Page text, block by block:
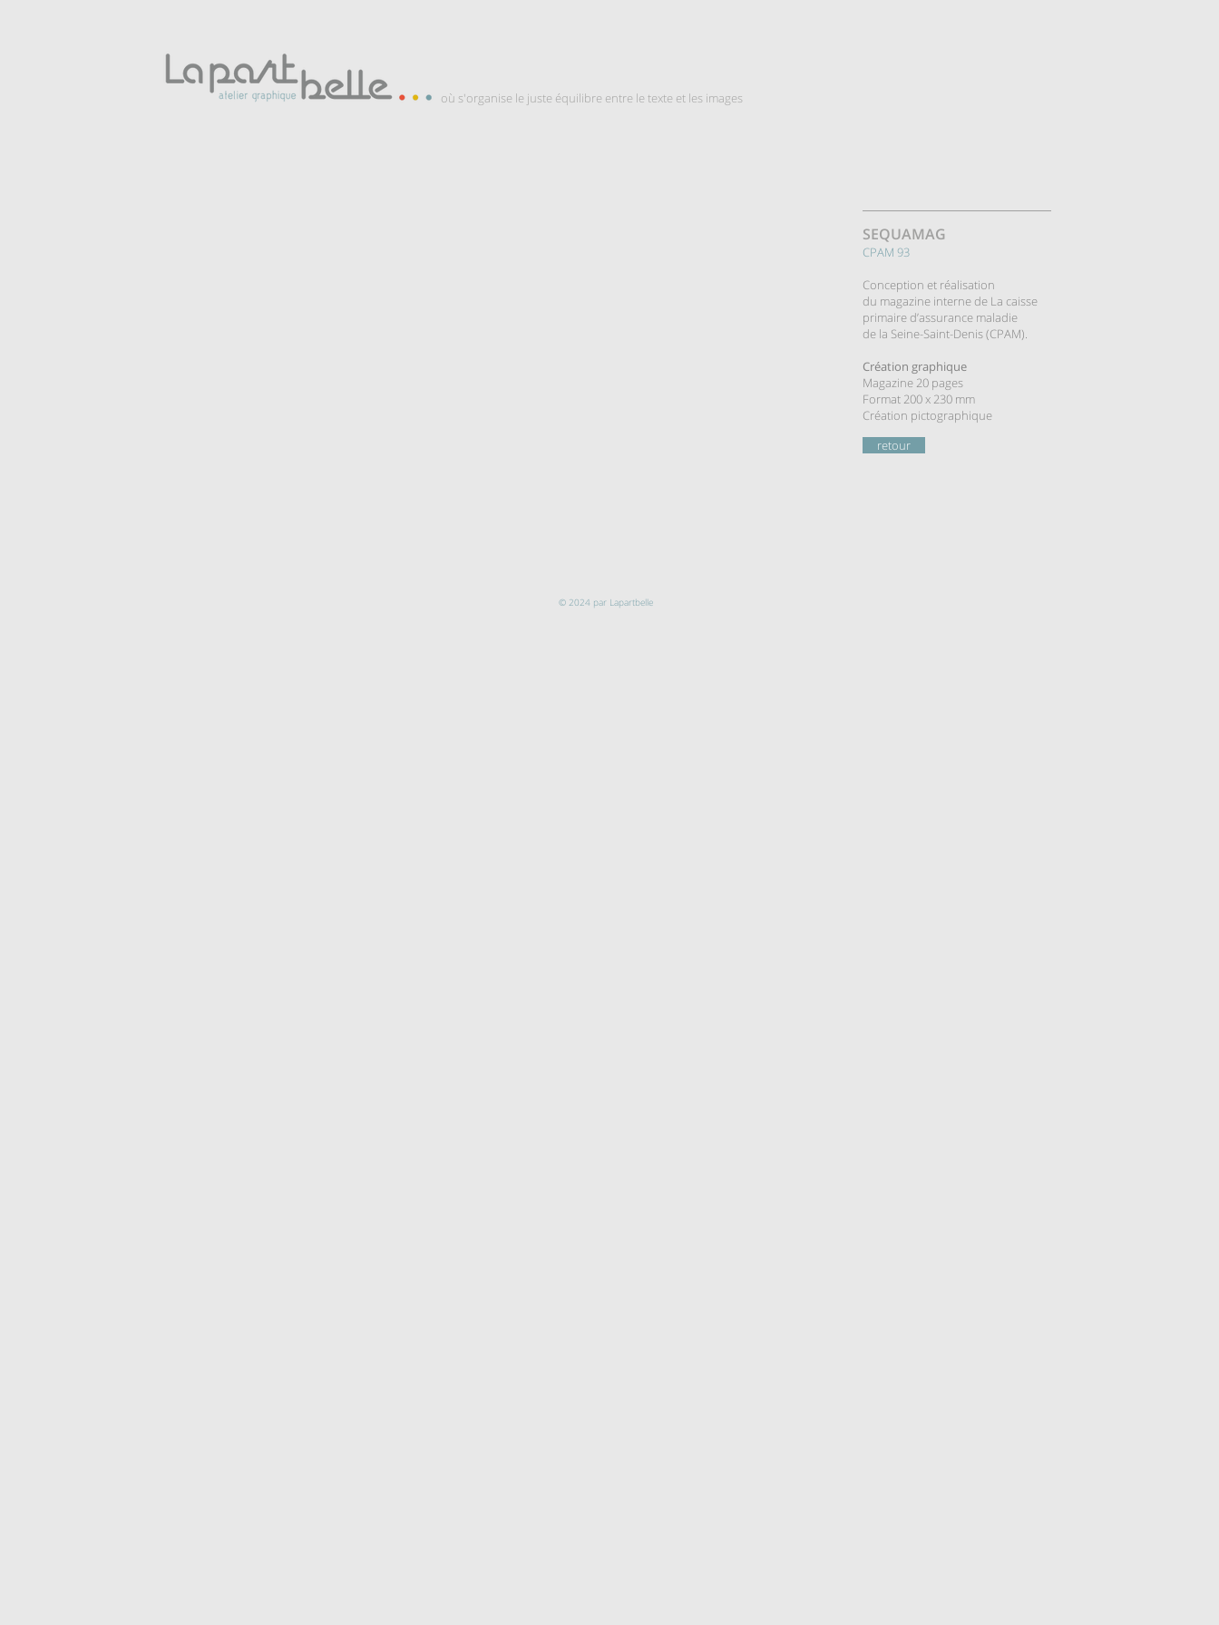
où s'organise le juste équilibre entre le texte et les images
SEQUAMAG
CPAM 93
Conception et réalisation
du magazine interne de La caisse
primaire d’assurance maladie
de la Seine-Saint-Denis (CPAM).
Création graphique
Magazine 20 pages
Format 200 x 230 mm
Création pictographique
retour
© 2024 par Lapartbelle